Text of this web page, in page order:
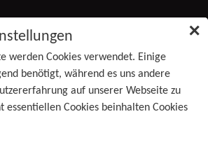
✕
werden Cookies verwendet. Einige
benötigt, während es uns andere
auf unserer Webseite zu
essentiellen Cookies beinhalten Cookies